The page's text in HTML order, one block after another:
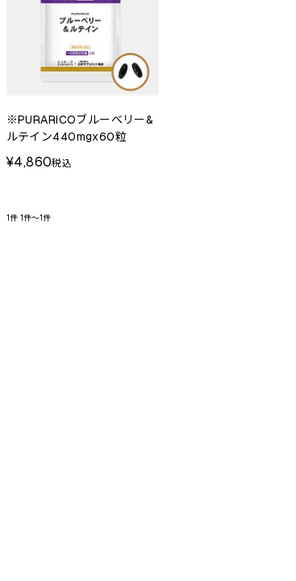
※PURARICOブルーベリー&
ルテイン440mgx60粒
¥4,860税込
1件 1件～1件